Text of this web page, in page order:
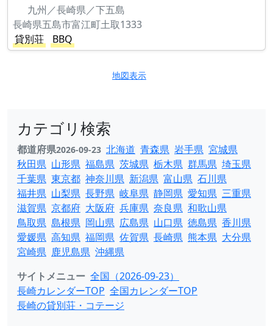
九州／長崎県／下五島
長崎県五島市富江町土取1333
貸別荘
BBQ
地図表示
カテゴリ検索
都道府県2026-09-23 北海道 青森県 岩手県 宮城県
秋田県 山形県 福島県 茨城県 栃木県 群馬県 埼玉県
千葉県 東京都 神奈川県 新潟県 富山県 石川県
福井県 山梨県 長野県 岐阜県 静岡県 愛知県 三重県
滋賀県 京都府 大阪府 兵庫県 奈良県 和歌山県
鳥取県 島根県 岡山県 広島県 山口県 徳島県 香川県
愛媛県 高知県 福岡県 佐賀県 長崎県 熊本県 大分県
宮崎県 鹿児島県 沖縄県
サイトメニュー 全国（2026-09-23）
長崎カレンダーTOP 全国カレンダーTOP
長崎の貸別荘・コテージ